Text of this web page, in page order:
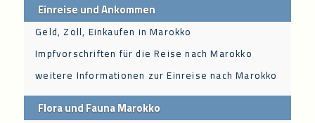
Einreise und Ankommen
Geld, Zoll, Einkaufen in Marokko
Impfvorschriften für die Reise nach Marokko
weitere Informationen zur Einreise nach Marokko
Flora und Fauna Marokko